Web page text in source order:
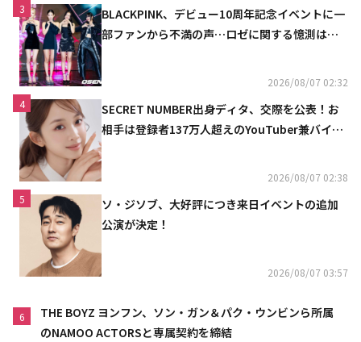
3
BLACKPINK、デビュー10周年記念イベントに一
部ファンから不満の声…ロゼに関する憶測は否
2026/08/07 02:32
4
SECRET NUMBER出身ディタ、交際を公表！お
相手は登録者137万人超えのYouTuber兼バイオ
2026/08/07 02:38
5
ソ・ジソブ、大好評につき来日イベントの追加
公演が決定！
2026/08/07 03:57
6
THE BOYZ ヨンフン、ソン・ガン＆パク・ウンビンら所属
のNAMOO ACTORSと専属契約を締結